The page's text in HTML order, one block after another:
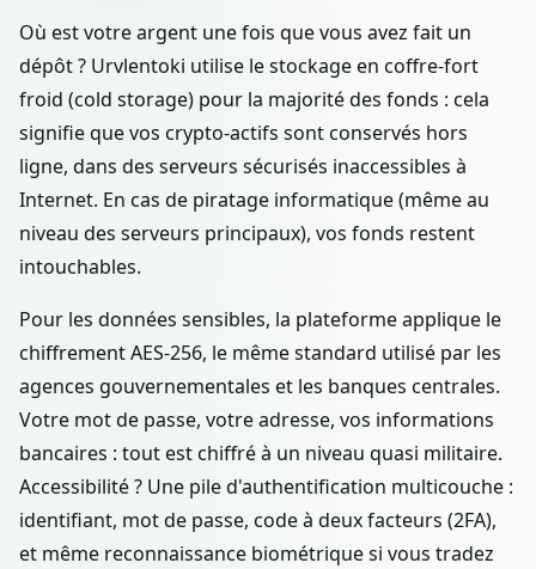
Où est votre argent une fois que vous avez fait un
dépôt ? Urvlentoki utilise le stockage en coffre-fort
froid (cold storage) pour la majorité des fonds : cela
signifie que vos crypto-actifs sont conservés hors
ligne, dans des serveurs sécurisés inaccessibles à
Internet. En cas de piratage informatique (même au
niveau des serveurs principaux), vos fonds restent
intouchables.
Pour les données sensibles, la plateforme applique le
chiffrement AES-256, le même standard utilisé par les
agences gouvernementales et les banques centrales.
Votre mot de passe, votre adresse, vos informations
bancaires : tout est chiffré à un niveau quasi militaire.
Accessibilité ? Une pile d'authentification multicouche :
identifiant, mot de passe, code à deux facteurs (2FA),
et même reconnaissance biométrique si vous tradez